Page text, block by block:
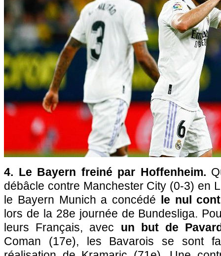
4. Le Bayern freiné par Hoffenheim.
débâcle contre Manchester City (0-3) en
le Bayern Munich a concédé le nul
lors de la 28e journée de Bundesliga.
leurs Français, avec un but de
Coman (17e), les Bavarois se sont